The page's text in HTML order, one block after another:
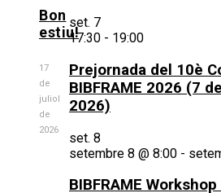
Bon
estiu!
17
de
juliol
de
2026
set. 7
17:30 - 19:00
Prejornada del 10è
BIBFRAME 2026 (7
2026)
set. 8
setembre 8 @ 8:00 -
BIBFRAME